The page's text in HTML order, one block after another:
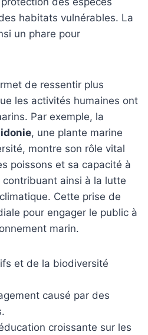
habitats vulnérables. La
un phare pour
de ressentir plus
les activités humaines ont
Par exemple, la
, une plante marine
montre son rôle vital
poissons et sa capacité à
ainsi à la lutte
Cette prise de
pour engager le public à
marin.
et de la biodiversité
causé par des
croissante sur les